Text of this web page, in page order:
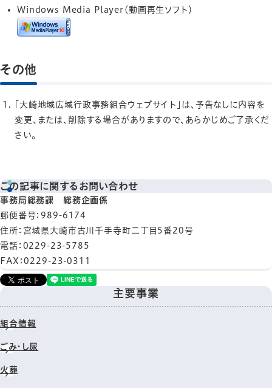
Windows Media Player（動画再生ソフト）
その他
「大崎地域広域行政事務組合ウェブサイト」は、予告なしに内容を
変更、または、削除する場合がありますので、あらかじめご了承くだ
さい。
この記事に関するお問い合わせ
事務局総務課 総務企画係
郵便番号：989-6174
住所 ：宮城県大崎市古川千手寺町二丁目5番20号
電話 ：0229-23-5785
FAX ：0229-23-0311
主要事業
組合情報
ごみ・し尿
火葬